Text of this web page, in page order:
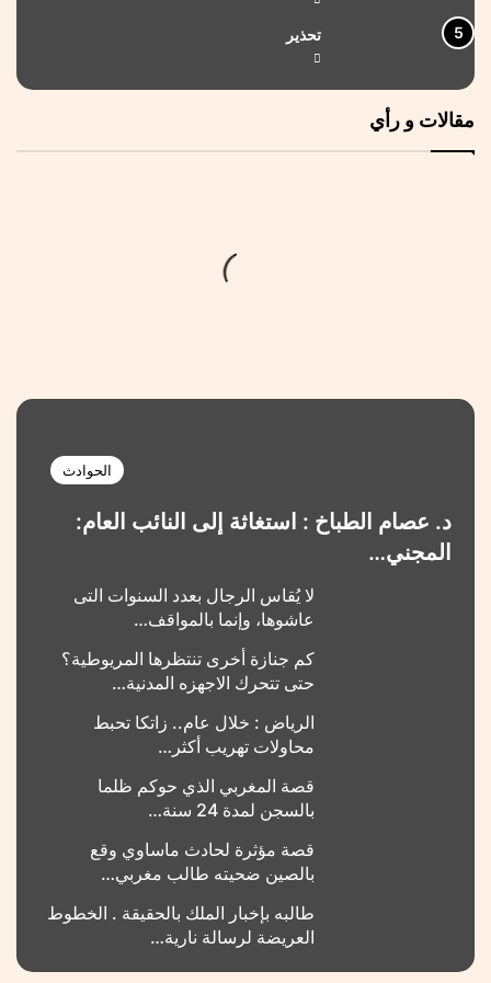
تحذير
مقالات و رأي
الحوادث
د. عصام الطباخ : استغاثة إلى النائب العام:
المجني…
لا يُقاس الرجال بعدد السنوات التى
عاشوها، وإنما بالمواقف…
كم جنازة أخرى تنتظرها المريوطية؟
حتى تتحرك الاجهزه المدنية…
الرياض : خلال عام.. زاتكا تحبط
محاولات تهريب أكثر…
قصة المغربي الذي حوكم ظلما
بالسجن لمدة 24 سنة…
قصة مؤثرة لحادث ماساوي وقع
بالصين ضحيته طالب مغربي…
طالبه بإخبار الملك بالحقيقة . الخطوط
العريضة لرسالة نارية…